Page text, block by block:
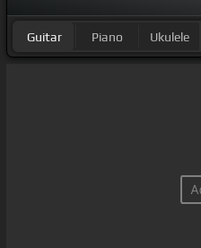
Guitar Piano Ukulele